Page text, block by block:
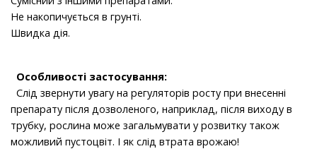
Не накопичується в грунті.
Швидка дія.
Особливості застосування:
Слід звернути увагу на регуляторів росту при внесенні
препарату після дозволеного, наприклад, після виходу в
трубку, рослина може загальмувати у розвитку також
можливий пустоцвіт. І як слід втрата врожаю!